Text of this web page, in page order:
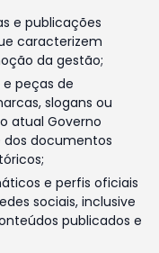
e publicações
caracterizem
da gestão;
peças de
slogans ou
atual Governo
dos documentos
e perfis oficiais
sociais, inclusive
publicados e